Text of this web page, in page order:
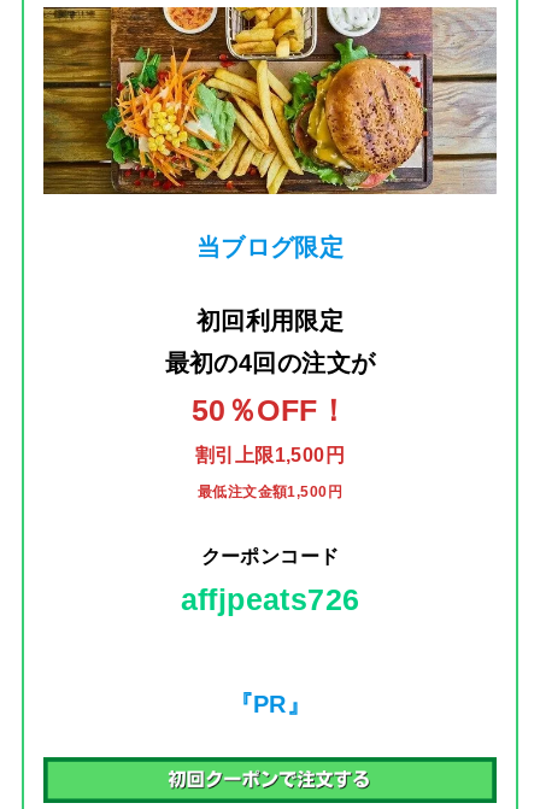
当ブログ限定
初回利用限定
最初の4回の注文が
50％OFF！
割引上限1,500円
最低注文金額1,500円
クーポンコード
affjpeats726
『PR』